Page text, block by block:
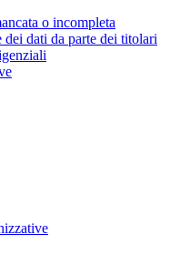
o incompleta
dei dati da parte dei titolari